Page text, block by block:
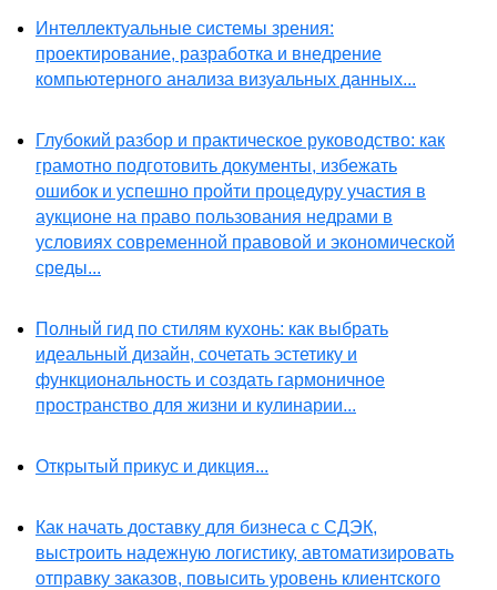
Интеллектуальные системы зрения:
проектирование, разработка и внедрение
компьютерного анализа визуальных данных...
Глубокий разбор и практическое руководство: как
грамотно подготовить документы, избежать
ошибок и успешно пройти процедуру участия в
аукционе на право пользования недрами в
условиях современной правовой и экономической
среды...
Полный гид по стилям кухонь: как выбрать
идеальный дизайн, сочетать эстетику и
функциональность и создать гармоничное
пространство для жизни и кулинарии...
Открытый прикус и дикция...
Как начать доставку для бизнеса с СДЭК,
выстроить надежную логистику, автоматизировать
отправку заказов, повысить уровень клиентского